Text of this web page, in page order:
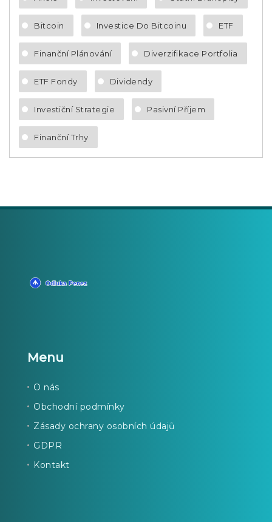
Bitcoin Investice Do Bitcoinu ETF
Finanční Plánování Diverzifikace Portfolia
ETF Fondy Dividendy
Investiční Strategie Pasivní Příjem
Finanční Trhy
Menu
O nás
Obchodní podmínky
Zásady ochrany osobních údajů
GDPR
Kontakt